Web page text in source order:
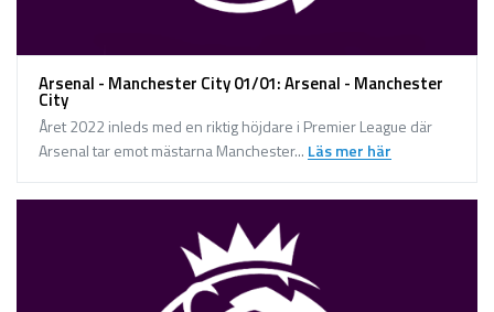
Arsenal - Manchester City 01/01: Arsenal - Manchester
City
Året 2022 inleds med en riktig höjdare i Premier League där
Arsenal tar emot mästarna Manchester... Läs mer här